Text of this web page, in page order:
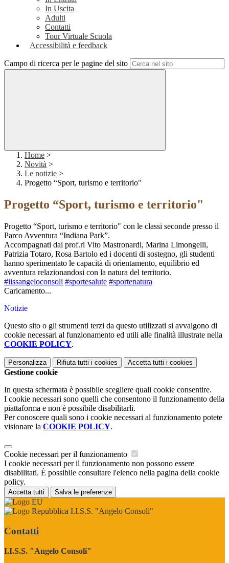
In Uscita
Adulti
Contatti
Tour Virtuale Scuola
Accessibilità e feedback
Campo di ricerca per le pagine del sito
Home >
Novità >
Le notizie >
Progetto “Sport, turismo e territorio"
Progetto “Sport, turismo e territorio"
Progetto “Sport, turismo e territorio" con le classi seconde presso il
Parco Avventura “Indiana Park”.
Accompagnati dai prof.ri Vito Mastronardi, Marina Limongelli,
Patrizia Totaro, Rosa Bartolo ed i docenti di sostegno, gli studenti
hanno sperimentato le capacità di orientamento, equilibrio ed
avventura relazionandosi con la natura del territorio.
#iissangeloconsoli #sportesalute #sportenatura
Caricamento...
Notizie
Questo sito o gli strumenti terzi da questo utilizzati si avvalgono di
cookie necessari al funzionamento ed utili alle finalità illustrate nella
COOKIE POLICY.
Personalizza Rifiuta tutti i cookies Accetta tutti i cookies
Gestione cookie
In questa schermata è possibile scegliere quali cookie consentire.
I cookie necessari sono quelli che consentono il funzionamento della
piattaforma e non è possibile disabilitarli.
Per conoscere quali sono i cookie necessari al funzionamento potete
visionare la COOKIE POLICY.
Cookie necessari per il funzionamento
I cookie necessari per il funzionamento non possono essere
disabilitati. È possibile consultare l'elenco nella pagina della cookie
policy.
Accetta tutti Salva le preferenze
I.I.S.S. "Angelo Consoli"
Contatti
I.I.S.S. "Angelo Consoli"